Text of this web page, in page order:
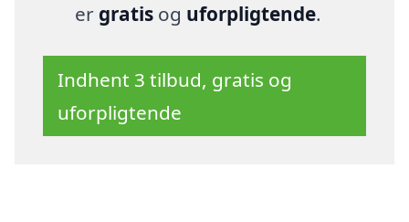
er gratisog uforpligtende.
Indhent 3 tilbud, gratis og
uforpligtende